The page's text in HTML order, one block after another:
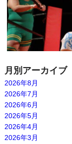
月別アーカイブ
2026年8月
2026年7月
2026年6月
2026年5月
2026年4月
2026年3月